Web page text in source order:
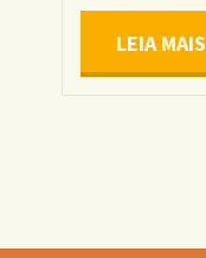
LEIA MAIS